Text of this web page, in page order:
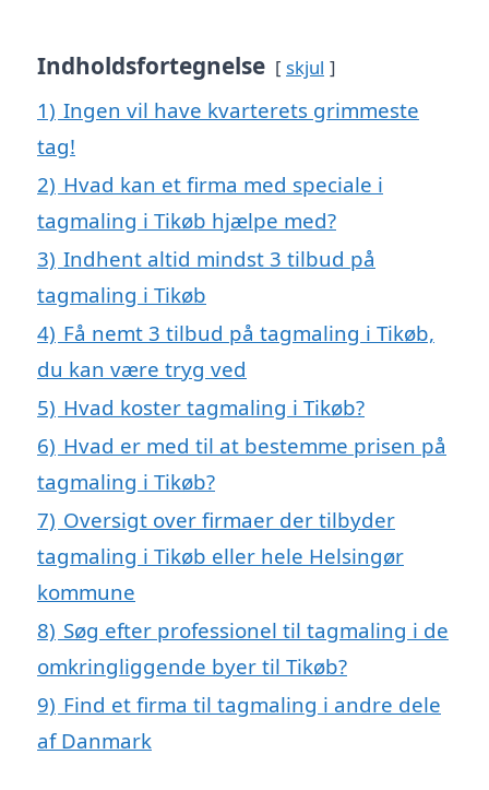
Indholdsfortegnelse skjul
1) Ingen vil have kvarterets grimmeste
tag!
2) Hvad kan et firma med speciale i
tagmaling i Tikøb hjælpe med?
3) Indhent altid mindst 3 tilbud på
tagmaling i Tikøb
4) Få nemt 3 tilbud på tagmaling i Tikøb,
du kan være tryg ved
5) Hvad koster tagmaling i Tikøb?
6) Hvad er med til at bestemme prisen på
tagmaling i Tikøb?
7) Oversigt over firmaer der tilbyder
tagmaling i Tikøb eller hele Helsingør
kommune
8) Søg efter professionel til tagmaling i de
omkringliggende byer til Tikøb?
9) Find et firma til tagmaling i andre dele
af Danmark